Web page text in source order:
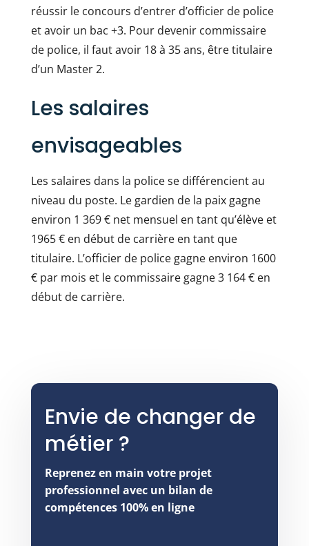
réussir le concours d’entrer d’officier de police
et avoir un bac +3. Pour devenir commissaire
de police, il faut avoir 18 à 35 ans, être titulaire
d’un Master 2.
Les salaires
envisageables
Les salaires dans la policese différencient au
niveau du poste. Le gardien de la paix gagne
environ 1 369 € net mensuel en tant qu’élève et
1965 € en début de carrière en tant que
titulaire. L’officier de police gagne environ 1600
€ par mois et le commissaire gagne 3 164 € en
début de carrière.
Envie de changer de
métier ?
Reprenez en main votre projet
professionnel avec un bilan de
compétences 100% en ligne